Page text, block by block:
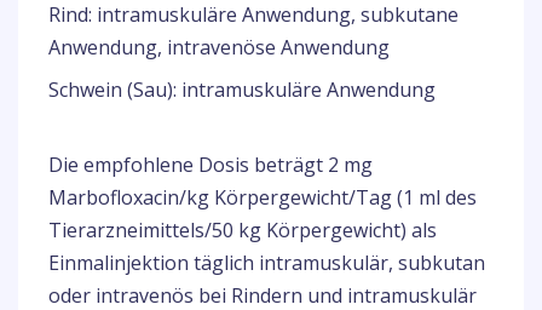
Rind: intramuskuläre Anwendung, subkutane
Anwendung, intravenöse Anwendung
Schwein (Sau): intramuskuläre Anwendung
Die empfohlene Dosis beträgt 2 mg
Marbofloxacin/kg Körpergewicht/Tag (1 ml des
Tierarzneimittels/50 kg Körpergewicht) als
Einmalinjektion täglich intramuskulär, subkutan
oder intravenös bei Rindern und intramuskulär